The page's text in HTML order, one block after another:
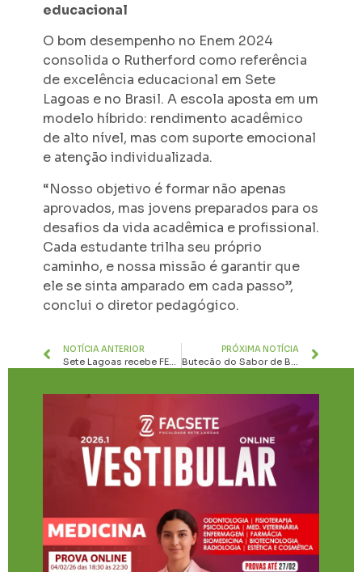
educacional
O bom desempenho no Enem 2024
consolida o Rutherford como referência
de excelência educacional em Sete
Lagoas e no Brasil. A escola aposta em um
modelo híbrido: rendimento acadêmico
de alto nível, mas com suporte emocional
e atenção individualizada.
“Nosso objetivo é formar não apenas
aprovados, mas jovens preparados para os
desafios da vida acadêmica e profissional.
Cada estudante trilha seu próprio
caminho, e nossa missão é garantir que
ele se sinta amparado em cada passo”,
conclui o diretor pedagógico.
NOTÍCIA ANTERIOR
Sete Lagoas recebe FENEX, Feira de Negócios e Conexões, de 13 a 16 de agosto no Parque de Exposições JK
PRÓXIMA NOTÍCIA
Butecão do Sabor de Bar agita a cidade neste sábado